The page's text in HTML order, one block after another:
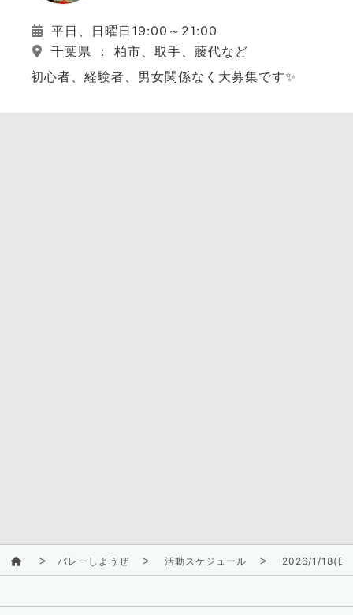
平日、日曜日19:00～21:00
千葉県 ： 柏市、取手、藤代など
初心者、経験者、男女関係なく大募集です✨
バレーしようぜ 活動スケジュール 2026/1/18(日)